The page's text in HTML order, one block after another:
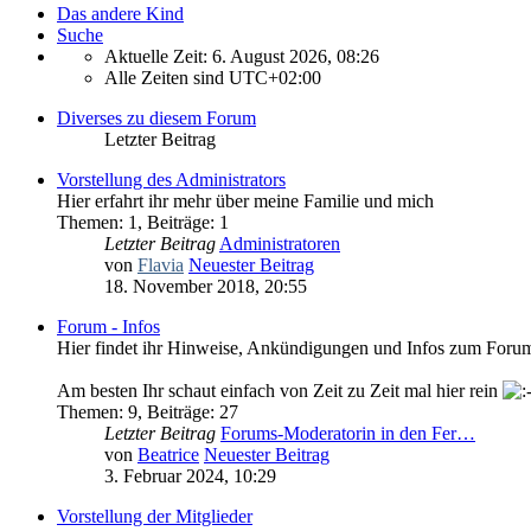
Das andere Kind
Suche
Aktuelle Zeit: 6. August 2026, 08:26
Alle Zeiten sind UTC+02:00
Diverses zu diesem Forum
Letzter Beitrag
Vorstellung des Administrators
Hier erfahrt ihr mehr über meine Familie und mich
Themen: 1 , Beiträge: 1
Letzter Beitrag Administratoren
von Flavia Neuester Beitrag
18. November 2018, 20:55
Forum - Infos
Hier findet ihr Hinweise, Ankündigungen und Infos zum
Am besten Ihr schaut einfach von Zeit zu Zeit mal hier rein
Themen: 9, Beiträge: 27
Letzter Beitrag Forums-Moderatorin in den Fer…
von Beatrice Neuester Beitrag
3. Februar 2024, 10:29
Vorstellung der Mitglieder